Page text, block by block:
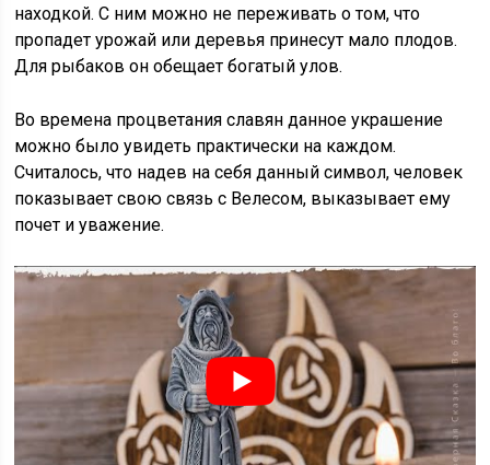
находкой. С ним можно не переживать о том, что
пропадет урожай или деревья принесут мало плодов.
Для рыбаков он обещает богатый улов.
Во времена процветания славян данное украшение
можно было увидеть практически на каждом.
Считалось, что надев на себя данный символ, человек
показывает свою связь с Велесом, выказывает ему
почет и уважение.